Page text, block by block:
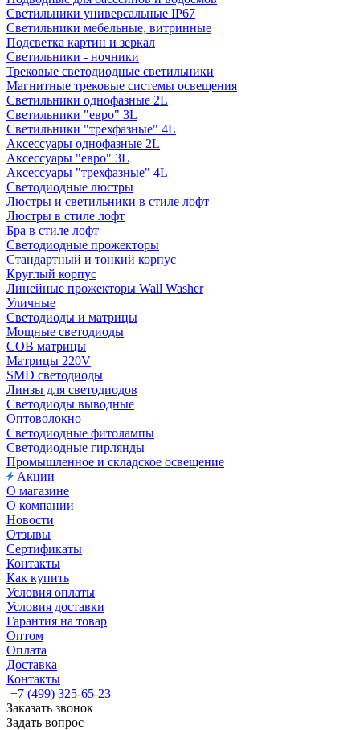
Светильники универсальные IP67
Светильники мебельные, витринные
Подсветка картин и зеркал
Светильники - ночники
Трековые светодиодные светильники
Магнитные трековые системы освещения
Светильники однофазные 2L
Светильники "евро" 3L
Светильники "трехфазные" 4L
Аксессуары однофазные 2L
Аксессуары "евро" 3L
Аксессуары "трехфазные" 4L
Светодиодные люстры
Люстры и светильники в стиле лофт
Люстры в стиле лофт
Бра в стиле лофт
Светодиодные прожекторы
Стандартный и тонкий корпус
Круглый корпус
Линейные прожекторы Wall Washer
Уличные
Светодиоды и матрицы
Мощные светодиоды
COB матрицы
Матрицы 220V
SMD светодиоды
Линзы для светодиодов
Светодиоды выводные
Оптоволокно
Светодиодные фитолампы
Светодиодные гирлянды
Промышленное и складское освещение
Акции
О магазине
О компании
Новости
Отзывы
Сертификаты
Контакты
Как купить
Условия оплаты
Условия доставки
Гарантия на товар
Оптом
Оплата
Доставка
Контакты
+7 (499) 325-65-23
Заказать звонок
Задать вопрос